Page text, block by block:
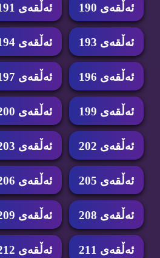
ئه‌ڵقه‌ی 190 ئه‌ڵقه‌ی 191
ئه‌ڵقه‌ی 193 ئه‌ڵقه‌ی 194
ئه‌ڵقه‌ی 196 ئه‌ڵقه‌ی 197
ئه‌ڵقه‌ی 199 ئه‌ڵقه‌ی 200
ئه‌ڵقه‌ی 202 ئه‌ڵقه‌ی 203
ئه‌ڵقه‌ی 205 ئه‌ڵقه‌ی 206
ئه‌ڵقه‌ی 208 ئه‌ڵقه‌ی 209
ئه‌ڵقه‌ی 211 ئه‌ڵقه‌ی 212